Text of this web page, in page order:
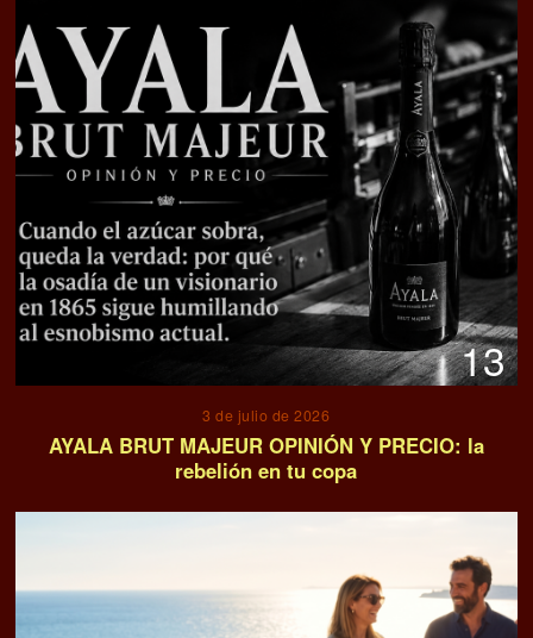
13
3 de julio de 2026
AYALA BRUT MAJEUR OPINIÓN Y PRECIO: la
rebelión en tu copa